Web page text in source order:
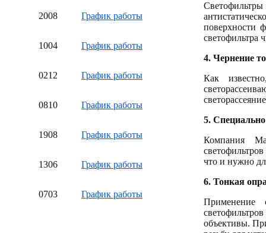
2008 График работы
1004 График работы
0212 График работы
0810 График работы
1908 График работы
1306 График работы
0703 График работы
поверхности
светофильтра
4. Чернение
Как
5. Специально
Компания
что и нужно
6. Тонкая
Применение
объективы.